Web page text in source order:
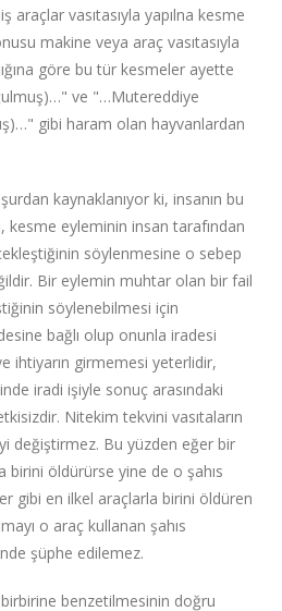
araçlar vasıtasıyla yapılna kesme
makine veya araç vasıtasıyla
göre bu tür kesmeler ayette
ve "…Mutereddiye
gibi haram olan hayvanlardan
kaynaklanıyor ki, insanın bu
kesme eyleminin insan tarafından
söylenmesine o sebep
Bir eylemin muhtar olan bir fail
söylenebilmesi için
bağlı olup onunla iradesi
ihtiyarın girmemesi yeterlidir,
iradi işiyle sonuç arasındaki
Nitekim tekvini vasıtaların
değiştirmez. Bu yüzden eğer bir
birini öldürürse yine de o şahıs
gibi en ilkel araçlarla birini öldüren
o araç kullanan şahıs
şüphe edilemez.
benzetilmesinin doğru